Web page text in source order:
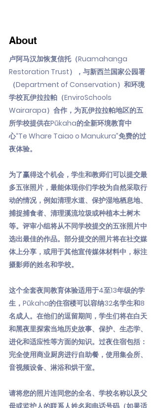
About
卢阿马汉加恢复信托（Ruamahanga
Restoration Trust），与新西兰国家公园署
（Department of Conservation）和环境
学校瓦伊拉拉帕（EnviroSchools
Wairarapa）合作，为瓦伊拉拉帕地区的五
所学校提供在Pūkaha的全新环境教育中
心“Te Whare Taiao o Manukura”免费的过
夜体验。
为了赢得这个机会，学生和教师们可以提交最
多五张照片，最能体现你们学校为自然采取行
动的情况，例如清理水道、保护湿地栖息地、
捕捉捕食者、清理溪流垃圾或种植本土树木
等。评审小组将从不同学校提交的五张照片中
选出最佳的作品。部分提交的照片将在社交媒
体上分享，或用于其他宣传媒体材料中，标注
摄影师的姓名和学校。
这个全套夜间教育体验适用于4至13年级的学
生，Pūkaha的住宿楼可以容纳32名学生和8
名成人。在他们的逗留期间，学生们将在白天
和黑夜里探索当地历史故事、保护、生态学、
进化和适应性等方面的知识。过夜住宿包括：
完全使用商业厨房进行自助餐，使用集会所、
音视频设备、淋浴和烘干室。
请将您的照片连同您的全名、学校名称以及父
母或监护人的联系人姓名和电话号码（如果适